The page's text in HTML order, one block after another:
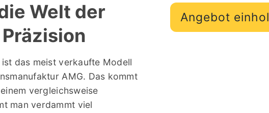
Welt der
das meist verkaufte Modell
AMG. Das kommt
vergleichsweise
man verdammt viel
Angebot